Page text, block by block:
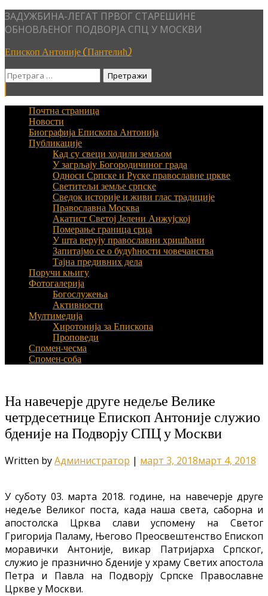
Skip
to
ЗАДУЖБИНА-ЛЕГАТ ПРВОГ СТАРЕШИНЕ
ОБНОВЉЕНОГ ПОДВОРЈА СПЦ У МОСКВИ
Епископ Антоније (Пантелић)
Претрага
Почтна страница
Новости
Биографија Епископа Антонија
Публикације
Кад су свеци ходили земљом
У загрљају Богородичиног града
Односи Српске и Руске православне цркве
Светитељи земље српске
Сведок историје и живи глас традиције
Православна Москва
Акатист Светој Јелени Анжујској
Померање граница срца
У шта верују православни хришћани
Запитајмо се о будућности човечанства
Тајна предивних дела
Поручи књигу
Фотогалерија
Богослужења
Активности
Мултимедија
Хиротонија за Епископа
Проповеди
Спомен-чесма
Спомен-соба
На навечерје друге недеље Велике
четрдесетнице Епископ Антоније служио
бденије на Подворју СПЦ у Москви
Written byАдминистратор | март 3, 2018март 4, 2018
У суботу 03. марта 2018. године, на навечерје друге
недеље Великог поста, када наша света, саборна и
апостолска Црква слави успомену на Светог
Григорија Паламу, Његово Преосвештенство Епископ
моравички Антоније, викар Патријарха Српског,
служио је празнично бденије у храму Светих апостола
Петра и Павла на Подворју Српске Православне
Цркве у Москви.